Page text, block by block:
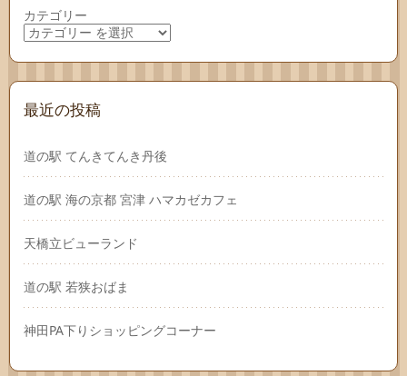
カテゴリー
最近の投稿
道の駅 てんきてんき丹後
道の駅 海の京都 宮津 ハマカゼカフェ
天橋立ビューランド
道の駅 若狭おばま
神田PA下りショッピングコーナー